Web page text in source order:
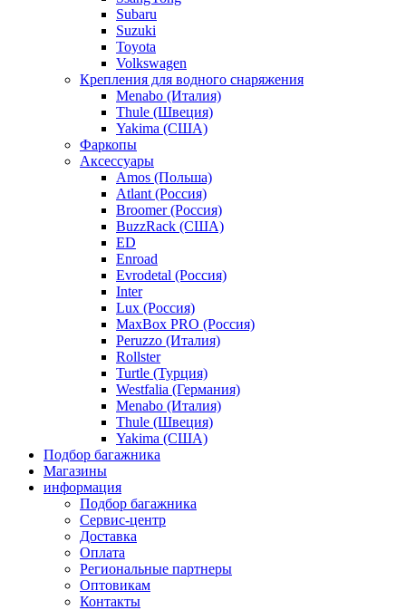
Subaru
Suzuki
Toyota
Volkswagen
Крепления для водного снаряжения
Menabo (Италия)
Thule (Швеция)
Yakima (США)
Фаркопы
Аксессуары
Amos (Польша)
Atlant (Россия)
Broomer (Россия)
BuzzRack (США)
ED
Enroad
Evrodetal (Россия)
Inter
Lux (Россия)
MaxBox PRO (Россия)
Peruzzo (Италия)
Rollster
Turtle (Турция)
Westfalia (Германия)
Menabo (Италия)
Thule (Швеция)
Yakima (США)
Подбор багажника
Магазины
информация
Подбор багажника
Сервис-центр
Доставка
Оплата
Региональные партнеры
Оптовикам
Контакты